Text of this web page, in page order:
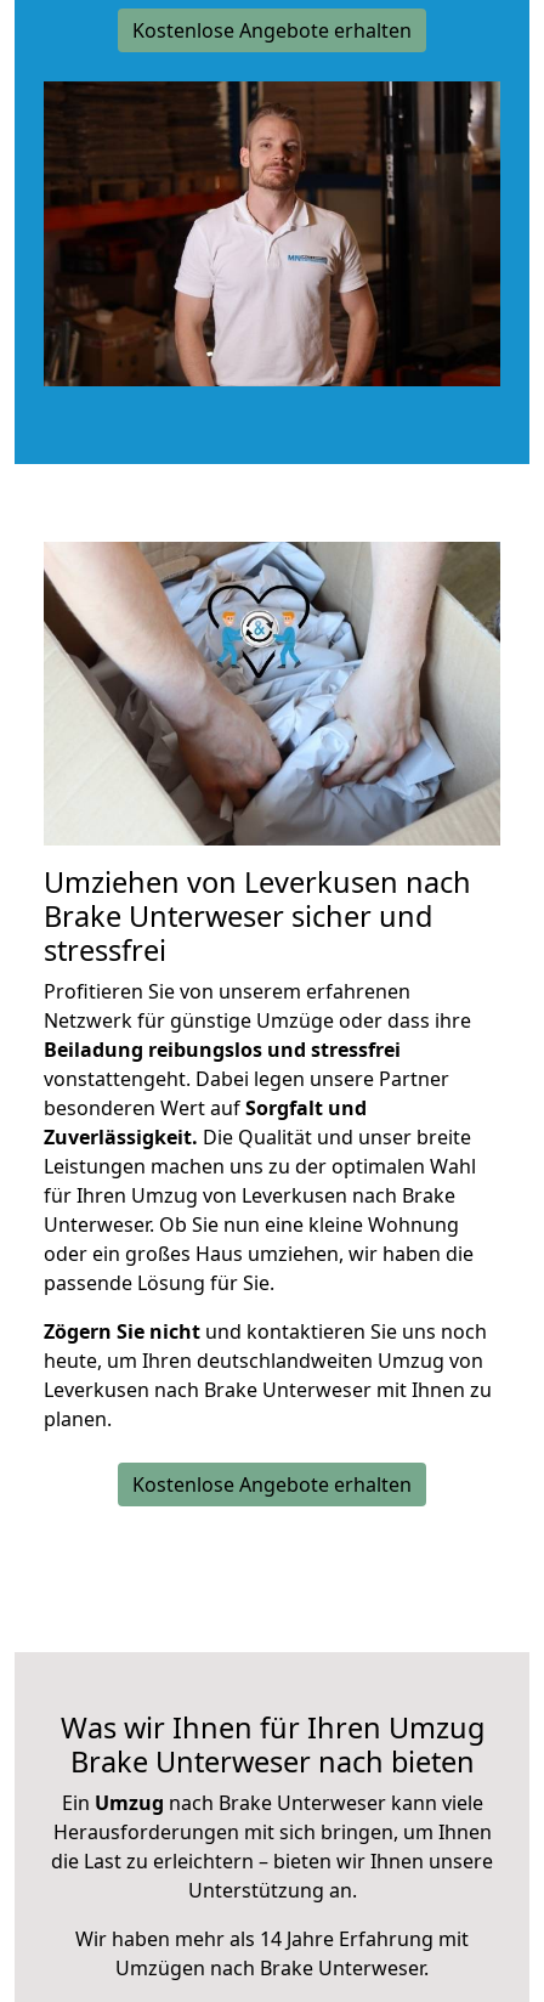
Kostenlose Angebote erhalten
Umziehen von Leverkusen nach
Brake Unterweser sicher und
stressfrei
Profitieren Sie von unserem erfahrenen
Netzwerk für günstige Umzüge oder dass ihre
Beiladung reibungslos und stressfrei
vonstattengeht. Dabei legen unsere Partner
besonderen Wert aufSorgfalt und
Zuverlässigkeit. Die Qualität und unser breite
Leistungen machen uns zu der optimalen Wahl
für Ihren Umzug von Leverkusen nach Brake
Unterweser. Ob Sie nun eine kleine Wohnung
oder ein großes Haus umziehen, wir haben die
passende Lösung für Sie.
Zögern Sie nicht und kontaktieren Sie uns noch
heute, um Ihren deutschlandweiten Umzug von
Leverkusen nach Brake Unterweser mit Ihnen zu
planen.
Kostenlose Angebote erhalten
Was wir Ihnen für Ihren Umzug
Brake Unterweser nach bieten
Ein Umzug nach Brake Unterweser kann viele
Herausforderungen mit sich bringen, um Ihnen
die Last zu erleichtern – bieten wir Ihnen unsere
Unterstützung an.
Wir haben mehr als 14 Jahre Erfahrung mit
Umzügen nach Brake Unterweser.